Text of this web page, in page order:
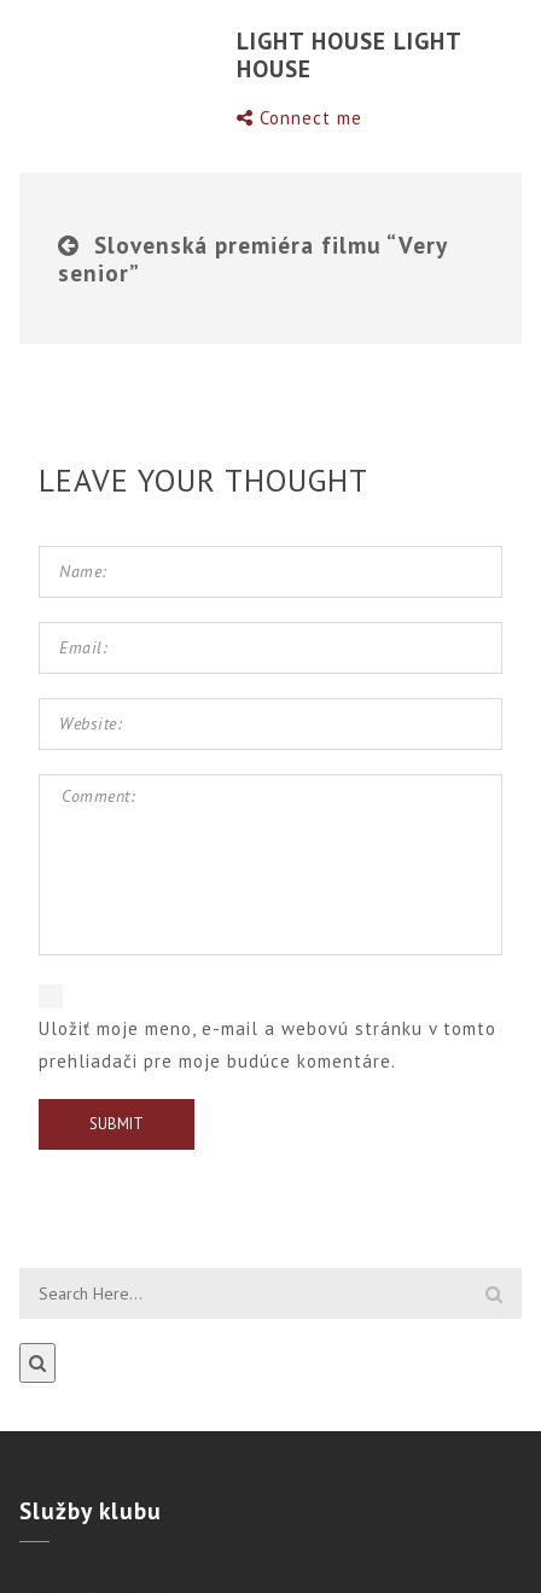
LIGHT HOUSE LIGHT
HOUSE
Connect me
Slovenská premiéra filmu “Very
senior”
LEAVE YOUR THOUGHT
Uložiť moje meno, e-mail a webovú stránku v tomto
prehliadači pre moje budúce komentáre.
Službyklubu